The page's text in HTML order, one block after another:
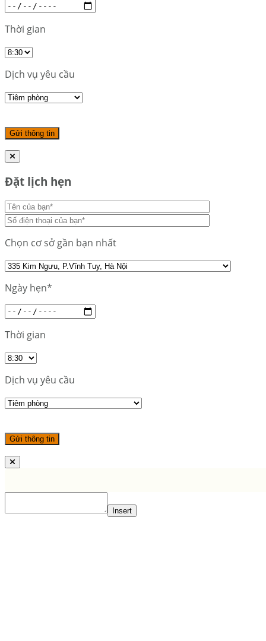
Thời gian
Dịch vụ yêu cầu
Đặt lịch hẹn
Chọn cơ sở gần bạn nhất
Ngày hẹn*
Thời gian
Dịch vụ yêu cầu
Insert